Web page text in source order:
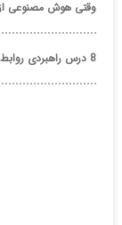
وقتی هوش مصنوعی
8 درس راهبردی روابط عمومی از بحران‌های ۲۰۲۵